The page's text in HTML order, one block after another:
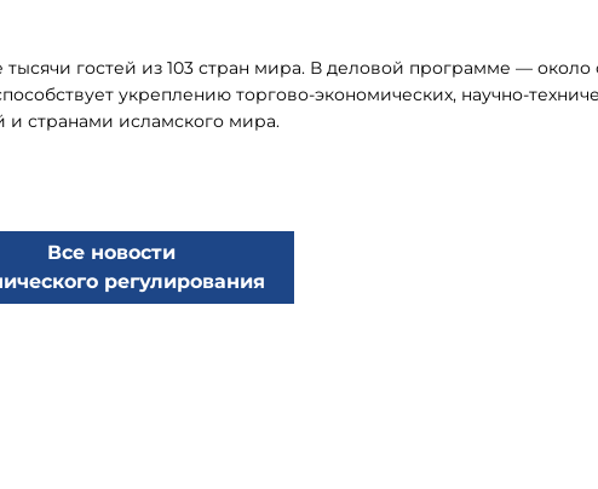
гостей из 103 стран мира. В деловой программе — около
укреплению торгово-экономических, научно-
странами исламского мира.
Все новости
регулирования